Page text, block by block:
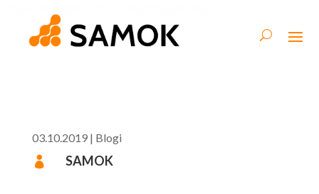
03.10.2019| Blogi
 SAMOK